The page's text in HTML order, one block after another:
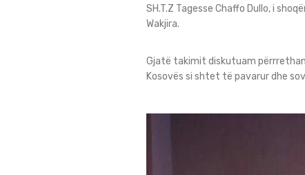
SH.T.Z Tagesse Chaffo Dullo, i
Wakjira.
Gjatë takimit diskutuam
Kosovës si shtet të pavarur dhe